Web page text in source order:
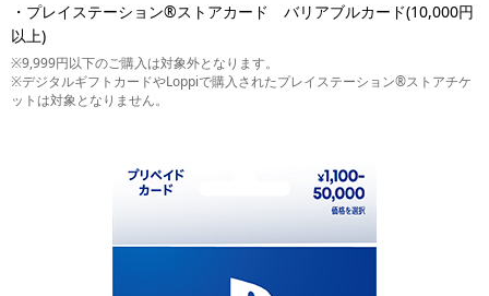
・プレイステーション®ストアカード バリアブルカード(10,000円
以上)
※9,999円以下のご購入は対象外となります。
※デジタルギフトカードやLoppiで購入されたプレイステーション®ストアチケ
ットは対象となりません。